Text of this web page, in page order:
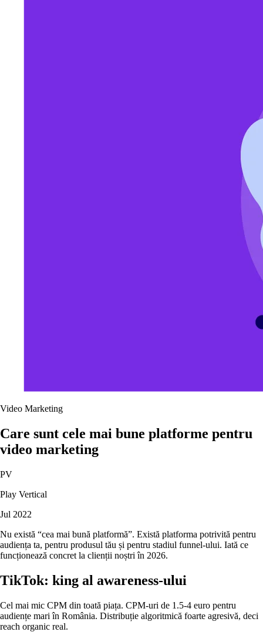
Video Marketing
Care sunt cele mai bune platforme pentru
video marketing
PV
Play Vertical
Jul 2022
Nu există “cea mai bună platformă”. Există platforma potrivită pentru
audiența ta, pentru produsul tău și pentru stadiul funnel-ului. Iată ce
funcționează concret la clienții noștri în 2026.
TikTok: king al awareness-ului
Cel mai mic CPM din toată piața. CPM-uri de 1.5-4 euro pentru
audiențe mari în România. Distribuție algoritmică foarte agresivă, deci
reach organic real.